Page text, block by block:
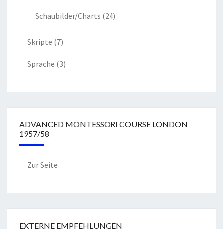
Schaubilder/Charts (24)
Skripte (7)
Sprache (3)
ADVANCED MONTESSORI COURSE LONDON
1957/58
Zur Seite
EXTERNE EMPFEHLUNGEN